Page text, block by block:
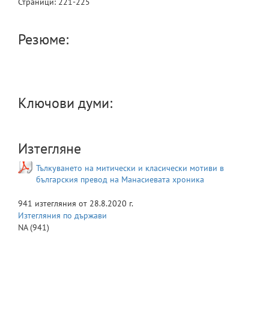
Резюме:
Ключови думи:
Изтегляне
Тълкуването на митически и класически мотиви в
българския превод на Манасиевата хроника
941 изтегляния от 28.8.2020 г.
Изтегляния по държави
NA(941)